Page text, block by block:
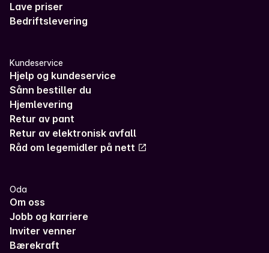
Lave priser
Bedriftslevering
Kundeservice
Hjelp og kundeservice
Sånn bestiller du
Hjemlevering
Retur av pant
Retur av elektronisk avfall
Råd om legemidler på nett
Oda
Om oss
Jobb og karriere
Inviter venner
Bærekraft